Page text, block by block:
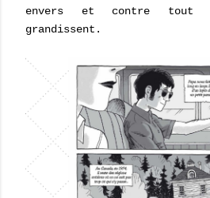
envers et contre tout
grandissent.